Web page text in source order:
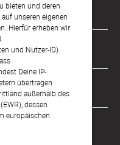
bieten und deren
unseren eigenen
Hierfür erheben wir
und Nutzer-ID).
Deine IP-
übertragen
außerhalb des
dessen
europäischen